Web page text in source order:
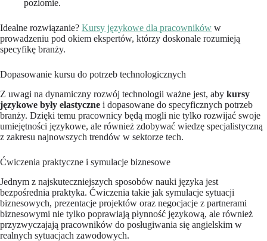
poziomie.
Idealne rozwiązanie? Kursy językowe dla pracowników w
prowadzeniu pod okiem ekspertów, którzy doskonale rozumieją
specyfikę branży.
Dopasowanie kursu do potrzeb technologicznych
Z uwagi na dynamiczny rozwój technologii ważne jest, aby kursy
językowe były elastyczne i dopasowane do specyficznych potrzeb
branży. Dzięki temu pracownicy będą mogli nie tylko rozwijać swoje
umiejętności językowe, ale również zdobywać wiedzę specjalistyczną
z zakresu najnowszych trendów w sektorze tech.
Ćwiczenia praktyczne i symulacje biznesowe
Jednym z najskuteczniejszych sposobów nauki języka jest
bezpośrednia praktyka. Ćwiczenia takie jak symulacje sytuacji
biznesowych, prezentacje projektów oraz negocjacje z partnerami
biznesowymi nie tylko poprawiają płynność językową, ale również
przyzwyczajają pracowników do posługiwania się angielskim w
realnych sytuacjach zawodowych.